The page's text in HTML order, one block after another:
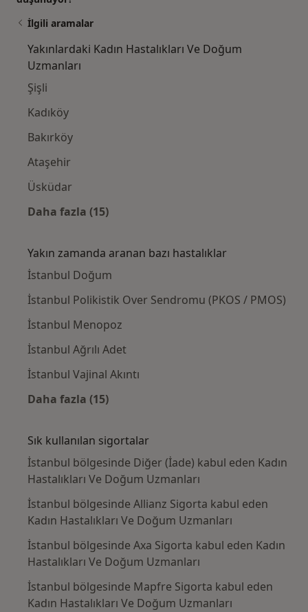
İlgili aramalar
Yakınlardaki Kadın Hastalıkları Ve Doğum
Uzmanları
Şişli
Kadıköy
Bakırköy
Ataşehir
Üsküdar
Daha fazla (15)
Yakın zamanda aranan bazı hastalıklar
İstanbul Doğum
İstanbul Polikistik Over Sendromu (PKOS / PMOS)
İstanbul Menopoz
İstanbul Ağrılı Adet
İstanbul Vajinal Akıntı
Daha fazla (15)
Sık kullanılan sigortalar
İstanbul bölgesinde Diğer (İade) kabul eden Kadın
Hastalıkları Ve Doğum Uzmanları
İstanbul bölgesinde Allianz Sigorta kabul eden
Kadın Hastalıkları Ve Doğum Uzmanları
İstanbul bölgesinde Axa Sigorta kabul eden Kadın
Hastalıkları Ve Doğum Uzmanları
İstanbul bölgesinde Mapfre Sigorta kabul eden
Kadın Hastalıkları Ve Doğum Uzmanları